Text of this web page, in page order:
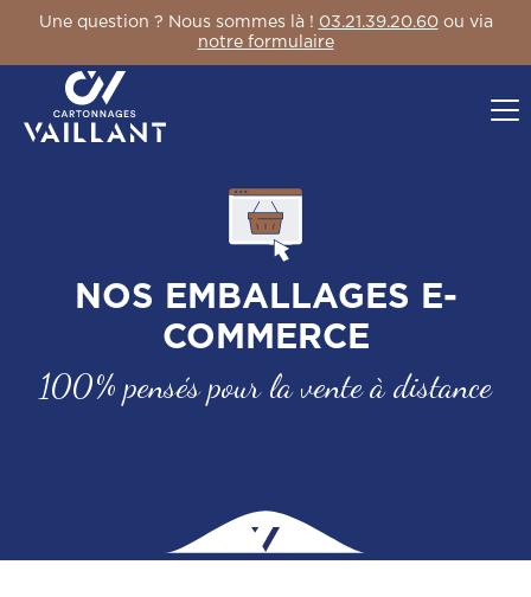
Une question ? Nous sommes là ! 03.21.39.20.60ou via
notre formulaire
NOS EMBALLAGES E-
COMMERCE
100% pensés pour la vente à distance